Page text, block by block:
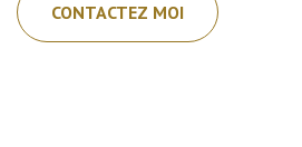
CONTACTEZ MOI